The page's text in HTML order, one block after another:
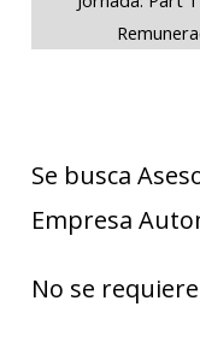
Se busca
Empresa
No se